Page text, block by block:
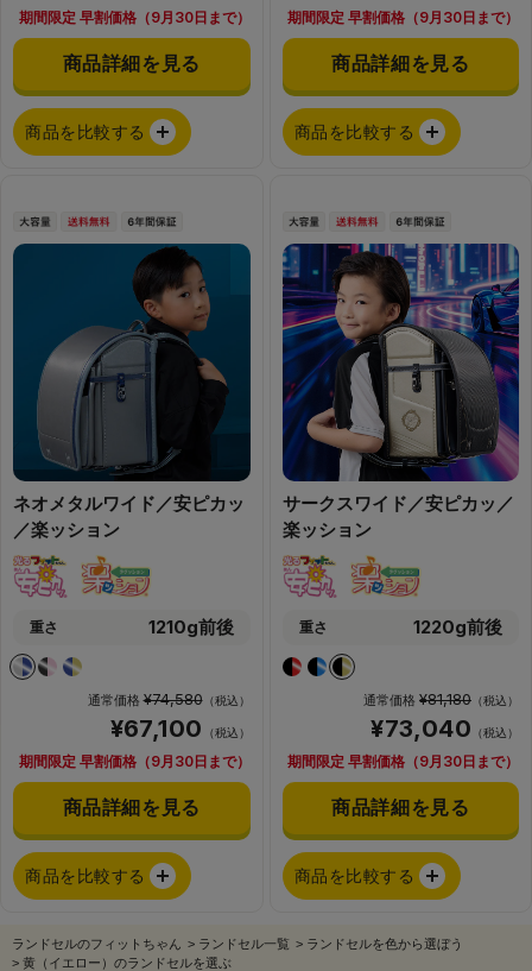
期間限定 早割価格（9月30日まで）
商品詳細を見る
商品を比較する
期間限定 早割価格（9月30日まで）
商品詳細を見る
商品を比較する
ネオメタルワイド／安ピカッ
／楽ッション
重さ 1210g前後
通常価格¥74,580（税込）
¥67,100 （税込）
期間限定 早割価格（9月30日まで）
商品詳細を見る
商品を比較する
サークスワイド／安ピカッ／
楽ッション
重さ 1220g前後
通常価格 ¥81,180 （税込）
¥73,040 （税込）
期間限定 早割価格（9月30日まで）
商品詳細を見る
商品を比較する
ランドセルのフィットちゃん > ランドセル一覧 > ランドセルを色から選ぼう
> 黄（イエロー）のランドセルを選ぶ